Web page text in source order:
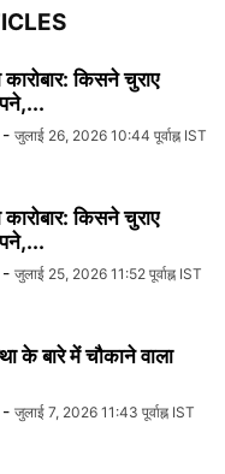
किसने चुराए
- जुलाई 26, 2026 10:44 पूर्वाह्न IST
किसने चुराए
- जुलाई 25, 2026 11:52 पूर्वाह्न IST
के बारे में चौकाने वाला
- जुलाई 7, 2026 11:43 पूर्वाह्न IST